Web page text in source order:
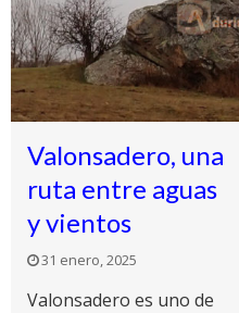
Valonsadero, una
ruta entre aguas
y vientos
31 enero, 2025
Valonsadero es uno de